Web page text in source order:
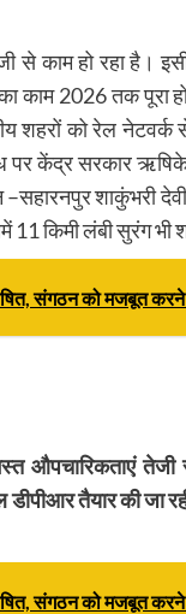
से काम हो रहा है।
काम 2026 तक पूरा
शहरों को रेल
पर केंद्र सरकार
–सहारनपुर शाकुंभरी
किमी लंबी सुरंग भी
संगठन को मजबूत
औपचारिकताएं
तैयार की जा
संगठन को मजबूत